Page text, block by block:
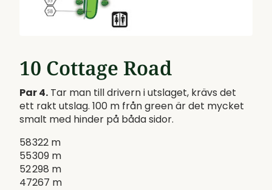
10 Cottage Road
Par 4. Tar man till drivern i utslaget, krävs det
ett rakt utslag. 100 m från green är det mycket
smalt med hinder på båda sidor.
58322 m
55309 m
52298 m
47267 m